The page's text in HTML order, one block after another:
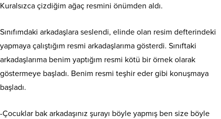
Kuralsızca çizdiğim ağaç resmini önümden aldı.
Sınıfımdaki arkadaşlara seslendi, elinde olan resim defterindeki
yapmaya çalıştığım resmi arkadaşlarıma gösterdi. Sınıftaki
arkadaşlarıma benim yaptığım resmi kötü bir örnek olarak
göstermeye başladı. Benim resmi teşhir eder gibi konuşmaya
başladı.
-Çocuklar bak arkadaşınız şurayı böyle yapmış ben size böyle